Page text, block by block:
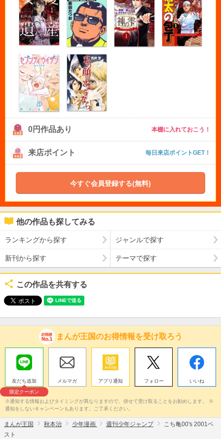
0円作品あり 本棚に入れておこう！
来店ポイント 毎日来店ポイントGET！
今すぐ会員登録する(無料)
他の作品も探してみる
ランキングから探す ジャンルで探す
新刊から探す テーマで探す
この作品を共有する
まんが王国のお得情報を受け取ろう
友だち追加
限定クーポン
メルマガ アプリ通知 フォロー いいね
※通知する情報およびタイミングが異なりますので、併せて受け取ることをお勧めします。 ※
通知をしないキャンペーンもあります。ご了承ください。
まんが王国 秋本治 少年漫画 週刊少年ジャンプ
こち亀00's 2001ベ
スト